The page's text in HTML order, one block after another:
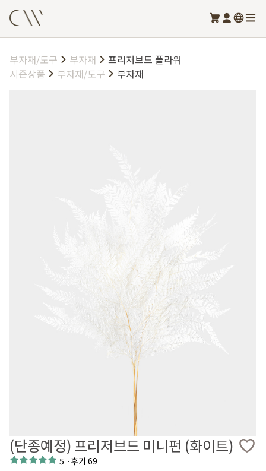
부자재/도구 부자재
프리저브드 플라워
시즌상품
부자재/도구 부자재
(단종예정) 프리저브드 미니펀 (화이트)
5 ·후기 69